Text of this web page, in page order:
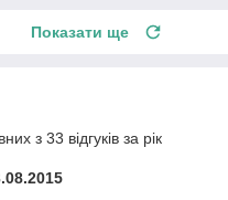
Показати ще
з 33 відгуків за рік